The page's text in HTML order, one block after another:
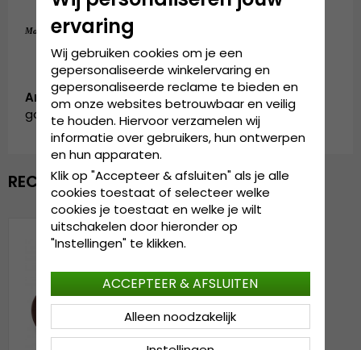
Maattabel: 55 cm - 59 cm (ONE SIZE)
Artikelnummer:
garda.SH0514003.6.connemara.brown
RECENTELIJK BEKEKEN
ervaring
Wij gebruiken cookies om je een
gepersonaliseerde winkelervaring en
gepersonaliseerde reclame te bieden en
om onze websites betrouwbaar en veilig
te houden. Hiervoor verzamelen wij
informatie over gebruikers, hun ontwerpen
en hun apparaten.
Klik op "Accepteer & afsluiten" als je alle
cookies toestaat of selecteer welke
cookies je toestaat en welke je wilt
uitschakelen door hieronder op
"Instellingen" te klikken.
Alleen noodzakelijk
ACCEPTEER & AFSLUITEN